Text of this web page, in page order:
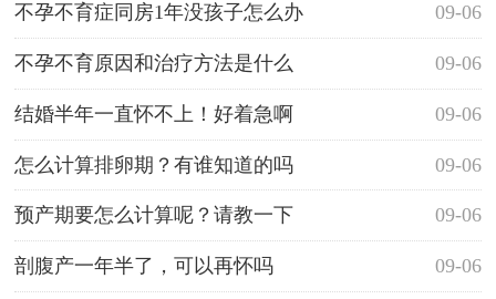
09-06
不孕不育症同房1年没孩子怎么办
09-06
不孕不育原因和治疗方法是什么
09-06
结婚半年一直怀不上！好着急啊
09-06
怎么计算排卵期？有谁知道的吗
09-06
预产期要怎么计算呢？请教一下
09-06
剖腹产一年半了，可以再怀吗